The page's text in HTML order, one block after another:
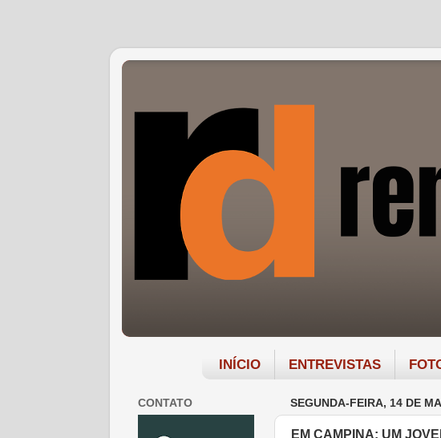
INÍCIO ENTREVISTAS
SEGUNDA-FEIRA, 14 DE
EM CAMPINA: UM
CONTATO